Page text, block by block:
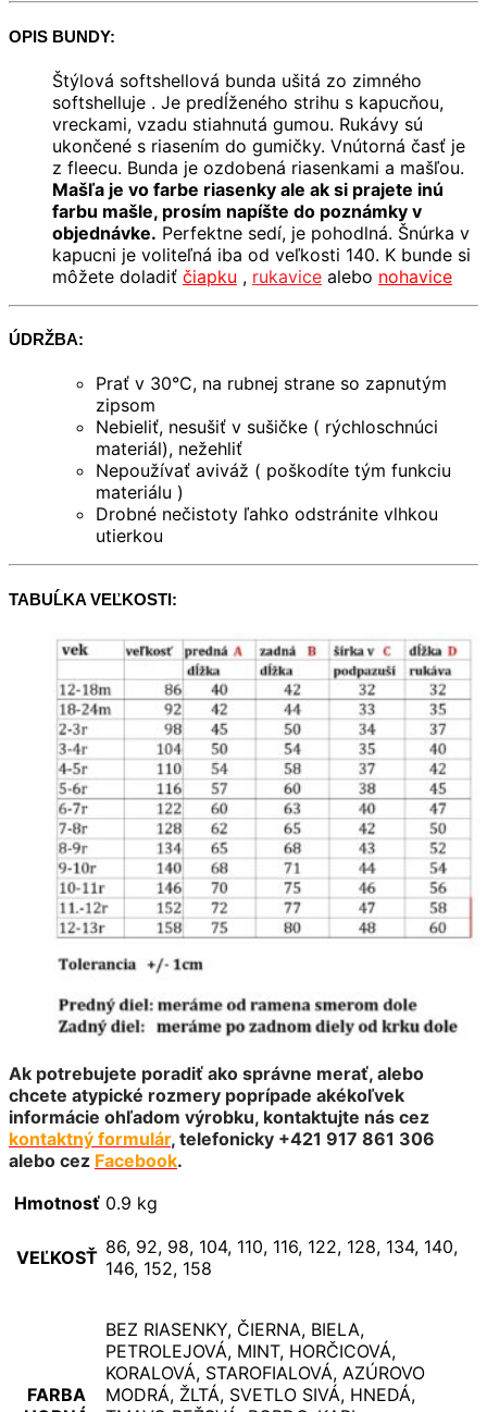
OPIS BUNDY:
Štýlová softshellová bunda ušitá zo zimného
softshelluje . Je predĺženého strihu s kapucňou,
vreckami, vzadu stiahnutá gumou. Rukávy sú
ukončené s riasením do gumičky. Vnútorná časť je
z fleecu. Bunda je ozdobená riasenkami a mašľou.
Mašľa je vo farbe riasenky ale ak si prajete inú
farbu mašle, prosím napíšte do poznámky v
objednávke. Perfektne sedí, je pohodlná. Šnúrka v
kapucni je voliteľná iba od veľkosti 140. K bunde si
môžete doladiť čiapku , rukavice alebo nohavice
ÚDRŽBA:
Prať v 30°C, na rubnej strane so zapnutým
zipsom
Nebieliť, nesušiť v sušičke ( rýchloschnúci
materiál), nežehliť
Nepoužívať aviváž ( poškodíte tým funkciu
materiálu )
Drobné nečistoty ľahko odstránite vlhkou
utierkou
TABUĹKA VEĽKOSTI:
Ak potrebujete poradiť ako správne merať, alebo
chcete atypické rozmery poprípade akékoľvek
informácie ohľadom výrobku, kontaktujte nás cez
kontaktný formulár, telefonicky +421 917 861 306
alebo cez Facebook.
Hmotnosť 0.9 kg
VEĽKOSŤ 86, 92, 98, 104, 110, 116, 122, 128, 134, 140,
146, 152, 158
FARBA
BEZ RIASENKY, ČIERNA, BIELA,
PETROLEJOVÁ, MINT, HORČICOVÁ,
KORALOVÁ, STAROFIALOVÁ, AZÚROVO
MODRÁ, ŽLTÁ, SVETLO SIVÁ, HNEDÁ,